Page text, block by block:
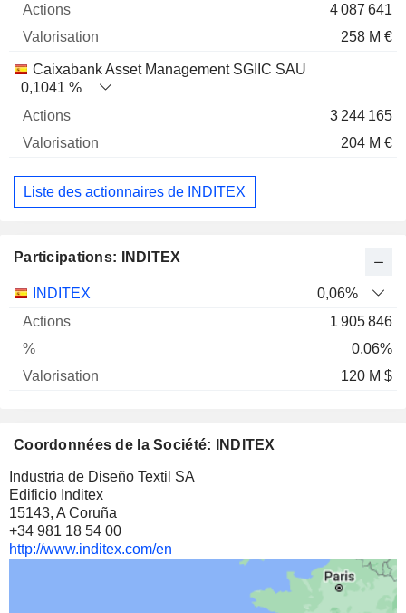
4 087 641
258 M €
Caixabank Asset Management SGIIC SAU
0,1041 %
3 244 165
204 M €
Liste des actionnaires de INDITEX
Participations: INDITEX
Nom Actions
INDITEX
0,06%
1 905 846
0,06%
120 M $
Coordonnées de la Société: INDITEX
Industria de Diseño Textil SA
Edificio Inditex
15143, A Coruña
+34 981 18 54 00
http://www.inditex.com/en